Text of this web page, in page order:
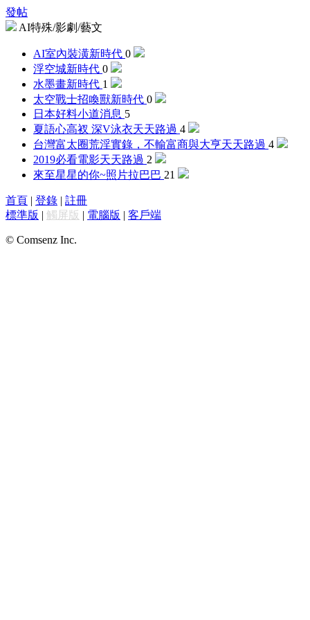
發帖
AI特殊/影劇/藝文
AI室內裝潢新時代 0
浮空城新時代 0
水墨畫新時代 1
太空戰士招喚獸新時代 0
日本好料小道消息 5
夏語心高衩 深V泳衣天天路過 4
台灣富太圈荒淫實錄，不輸富商與大亨天天路過 4
2019必看電影天天路過 2
來至星星的你~照片拉巴巴 21
首頁 | 登錄 | 註冊
標準版 | 觸屏版 | 電腦版 | 客戶端
© Comsenz Inc.